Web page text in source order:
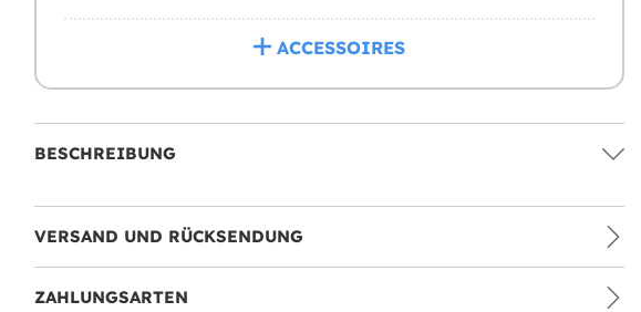
ACCESSOIRES
BESCHREIBUNG
VERSAND UND RÜCKSENDUNG
ZAHLUNGSARTEN